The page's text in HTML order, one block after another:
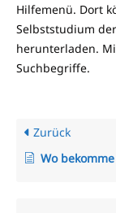
Hilfemenü. Dort
Selbststudium
herunterladen.
Suchbegriffe.
Zurück
Wo bekomme